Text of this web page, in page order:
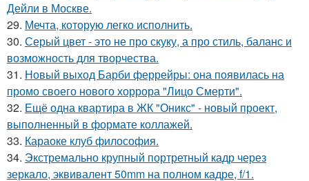
Дейли в Москве.
29. Мечта, которую легко исполнить.
30. Серый цвет - это не про скуку, а про стиль, баланс и
возможность для творчества.
31. Новый выход Барби феррейры: она появилась на
промо своего нового хоррора "Лицо Смерти".
32. Ещё одна квартира в ЖК "Оникс" - новый проект,
выполненный в формате коллажей.
33. Караоке клуб философия.
34. Экстремально крупный портретный кадр через
зеркало, эквивалент 50mm на полном кадре, f/1.